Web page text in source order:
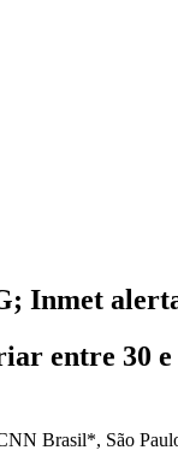
Inmet
entre 30
Brasil*, São